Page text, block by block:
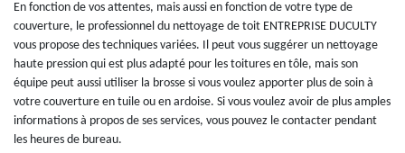
En fonction de vos attentes, mais aussi en fonction de votre type de
couverture, le professionnel du nettoyage de toit ENTREPRISE DUCULTY
vous propose des techniques variées. Il peut vous suggérer un nettoyage
haute pression qui est plus adapté pour les toitures en tôle, mais son
équipe peut aussi utiliser la brosse si vous voulez apporter plus de soin à
votre couverture en tuile ou en ardoise. Si vous voulez avoir de plus amples
informations à propos de ses services, vous pouvez le contacter pendant
les heures de bureau.